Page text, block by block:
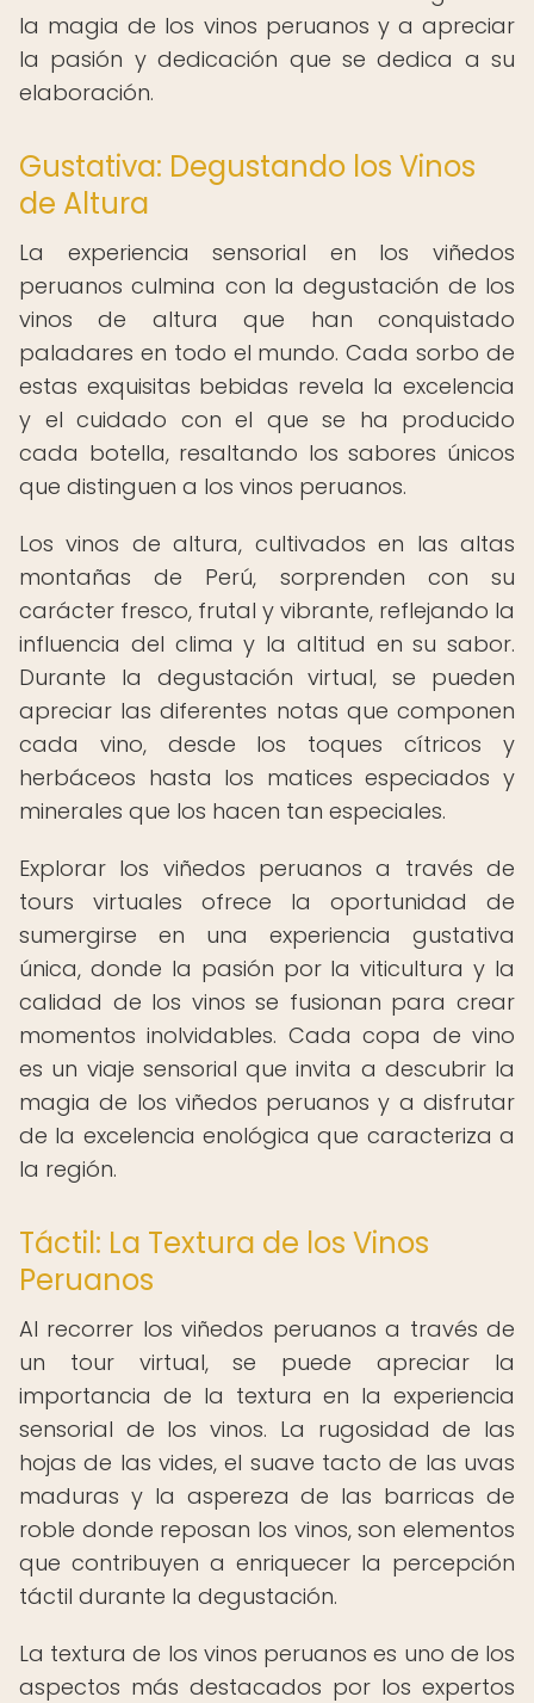
la magia de los vinos peruanos y a apreciar
la pasión y dedicación que se dedica a su
elaboración.
Gustativa: Degustando los Vinos
de Altura
La experiencia sensorial en los viñedos
peruanos culmina con la degustación de los
vinos de altura que han conquistado
paladares en todo el mundo. Cada sorbo de
estas exquisitas bebidas revela la excelencia
y el cuidado con el que se ha producido
cada botella, resaltando los sabores únicos
que distinguen a los vinos peruanos.
Los vinos de altura, cultivados en las altas
montañas de Perú, sorprenden con su
carácter fresco, frutal y vibrante, reflejando la
influencia del clima y la altitud en su sabor.
Durante la degustación virtual, se pueden
apreciar las diferentes notas que componen
cada vino, desde los toques cítricos y
herbáceos hasta los matices especiados y
minerales que los hacen tan especiales.
Explorar los viñedos peruanos a través de
tours virtuales ofrece la oportunidad de
sumergirse en una experiencia gustativa
única, donde la pasión por la viticultura y la
calidad de los vinos se fusionan para crear
momentos inolvidables. Cada copa de vino
es un viaje sensorial que invita a descubrir la
magia de los viñedos peruanos y a disfrutar
de la excelencia enológica que caracteriza a
la región.
Táctil: La Textura de los Vinos
Peruanos
Al recorrer los viñedos peruanos a través de
un tour virtual, se puede apreciar la
importancia de la textura en la experiencia
sensorial de los vinos. La rugosidad de las
hojas de las vides, el suave tacto de las uvas
maduras y la aspereza de las barricas de
roble donde reposan los vinos, son elementos
que contribuyen a enriquecer la percepción
táctil durante la degustación.
La textura de los vinos peruanos es uno de los
aspectos más destacados por los expertos